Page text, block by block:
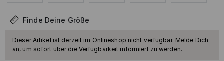
Finde Deine Größe
Dieser Artikel ist derzeit im Onlineshop nicht verfügbar. Melde Dich
an, um sofort über die Verfügbarkeit informiert zu werden.